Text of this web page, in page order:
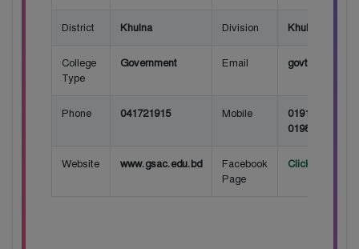
District Khulna Division Khulna
College
Type
Government Email
Phone 041721915 Mobile
01915152305,
01987034913
Website www.gsac.edu.bd
Facebook
Page
Click here for